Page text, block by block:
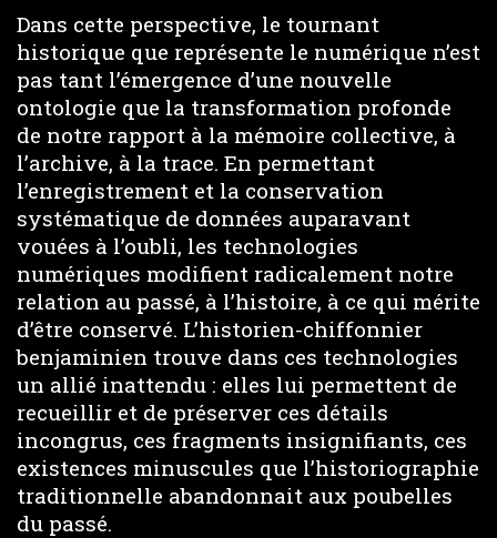
Dans cette perspective, le tournant
historique que représente le numérique n’est
pas tant l’émergence d’une nouvelle
ontologie que la transformation profonde
de notre rapport à la mémoire collective, à
l’archive, à la trace. En permettant
l’enregistrement et la conservation
systématique de données auparavant
vouées à l’oubli, les technologies
numériques modifient radicalement notre
relation au passé, à l’histoire, à ce qui mérite
d’être conservé. L’historien-chiffonnier
benjaminien trouve dans ces technologies
un allié inattendu : elles lui permettent de
recueillir et de préserver ces détails
incongrus, ces fragments insignifiants, ces
existences minuscules que l’historiographie
traditionnelle abandonnait aux poubelles
du passé.